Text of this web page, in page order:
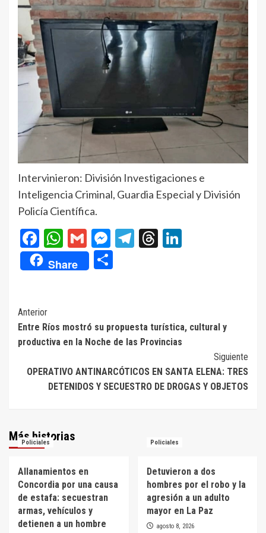
Intervinieron: División Investigaciones e
Inteligencia Criminal, Guardia Especial y División
Policía Científica.
Facebook
WhatsApp
GmailMessenger
Telegram
Threads
Share
Navegación
de
entradas
Anterior
Entre Ríos mostró su propuesta turística, cultural y
productiva en la Noche de las Provincias
Siguiente
OPERATIVO ANTINARCÓTICOS EN SANTA ELENA: TRES
DETENIDOS Y SECUESTRO DE DROGAS Y OBJETOS
Más historias
Policiales
Allanamientos en
Concordia por una causa
de estafa: secuestran
armas, vehículos y
detienen a un hombre
Policiales
Detuvieron a dos
hombres por el robo y la
agresión a un adulto
mayor en La Paz
agosto 8, 2026